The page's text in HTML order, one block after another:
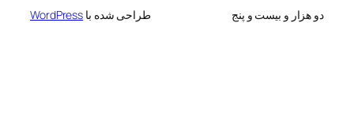
دو هزار و بیست و پنج طراحی شده با WordPress